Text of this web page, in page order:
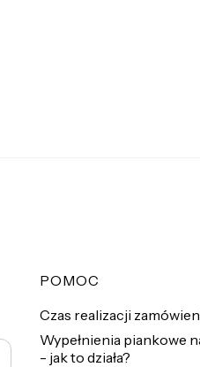
Linki w
POMOC
Czas realizacji
Wypełnienia piankowe
- jak to działa?